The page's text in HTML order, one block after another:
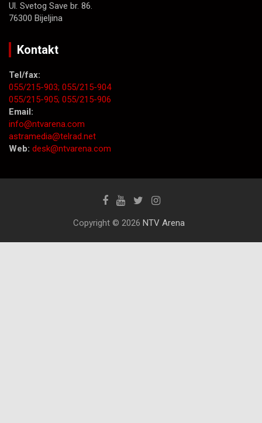
Ul. Svetog Save br. 86.
76300 Bijeljina
Kontakt
Tel/fax:
055/215-903; 055/215-904
055/215-905; 055/215-906
Email:
info@ntvarena.com
astramedia@telrad.net
Web: desk@ntvarena.com
Copyright © 2026 NTV Arena